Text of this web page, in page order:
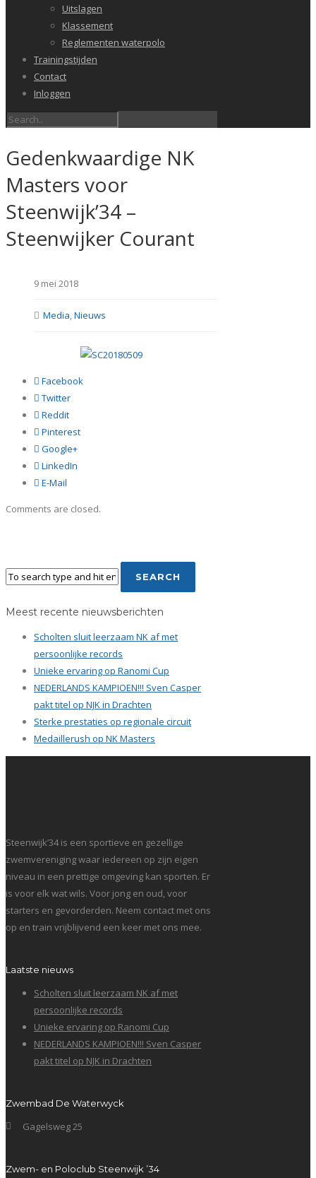
Uitslagen
Klassement
Reglementen waterpolo
Trainingstijden
Contact
Inloggen
Gedenkwaardige NK
Masters voor
Steenwijk’34 –
Steenwijker Courant
9 mei 2018
Media,Nieuws
Facebook
Twitter
Reddit
Pinterest
Google+
LinkedIn
E-Mail
Comments are closed.
Meest recente nieuwsberichten
Scholten sluit leerzaam NK af met
persoonlijke records
Unieke ervaring op Ranomi Cup
NEDERLANDS KAMPIOEN!!! Sven Casper
pakt titel op NJK in Drachten
Sterke prestaties op regionale circuit
Medaillerush op NK Masters
Steenwijk’34 is een sportieve en gezellige
zwemvereniging waar iedereen op zijn eigen
niveau in een prettige omgeving kan sporten. Er
is voor elk wat wils. Voor jong en oud, voor
starters en gevorderden. Neem contact met ons
op en train vrijblijvend een keer met ons mee.
Laatste nieuws
Scholten sluit leerzaam NK af met
persoonlijke records
Unieke ervaring op Ranomi Cup
NEDERLANDS KAMPIOEN!!! Sven Casper
pakt titel op NJK in Drachten
Zwembad De Waterwyck
Gagelsweg 25
Zwem- en Poloclub Steenwijk ’34